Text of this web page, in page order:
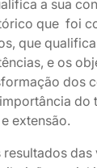
a sua
que foi
que
e os
dos
extensão.